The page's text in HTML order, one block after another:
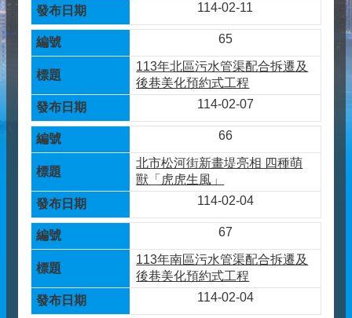
114-02-11
65
113年北區污水管渠配合拆遷及
後巷美化預約式工程
114-02-07
66
北市松河街新畫堤亮相 四種萌
獸「虎虎生風」
114-02-04
67
113年南區污水管渠配合拆遷及
後巷美化預約式工程
114-02-04